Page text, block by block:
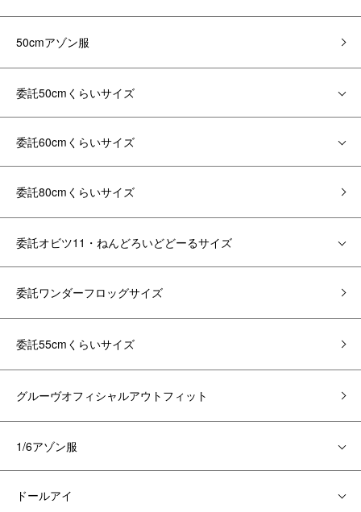
50cmアゾン服
委託50cmくらいサイズ
委託60cmくらいサイズ
委託80cmくらいサイズ
委託オビツ11・ねんどろいどどーるサイズ
委託ワンダーフロッグサイズ
委託55cmくらいサイズ
グルーヴオフィシャルアウトフィット
1/6アゾン服
ドールアイ